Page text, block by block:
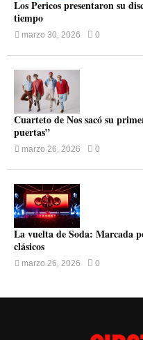
Los Pericos presentaron su
tiempo
marzo 30, 2026 0
Cuarteto de Nos sacó su
puertas”
marzo 26, 2026 0
La vuelta de Soda: Marcada
clásicos
marzo 26, 2026 0